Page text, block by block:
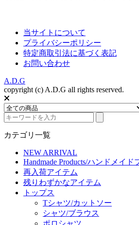
当サイトについて
プライバシーポリシー
特定商取引法に基づく表記
お問い合わせ
A.D.G
copyright (c) A.D.G all rights reserved.
カテゴリ一覧
NEW ARRIVAL
Handmade Products/ハンドメイド
再入荷アイテム
残りわずかなアイテム
トップス
Tシャツ/カットソー
シャツ/ブラウス
ポロシャツ